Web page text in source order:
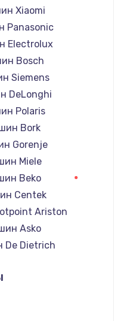
Xiaomi
Panasonic
Electrolux
Bosch
Siemens
DeLonghi
Polaris
Bork
Gorenje
Miele
Beko
Centek
Ariston
Asko
De Dietrich
Ascaso
Jura
Olympia